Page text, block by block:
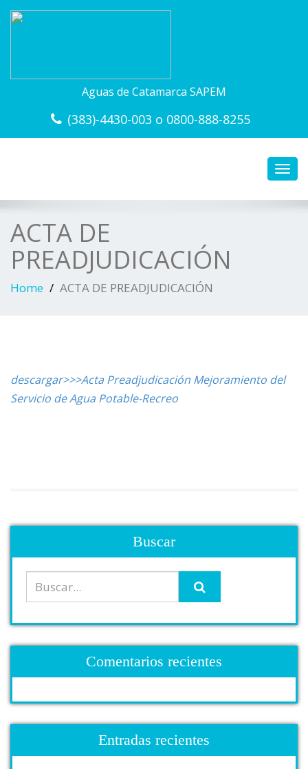
Aguas de Catamarca SAPEM
(383)-4430-003 o 0800-888-8255
ACTA DE
PREADJUDICACIÓN
Home ACTA DE PREADJUDICACIÓN
descargar>>>Acta Preadjudicación Mejoramiento del
Servicio de Agua Potable-Recreo
Buscar
Comentarios recientes
Entradas recientes